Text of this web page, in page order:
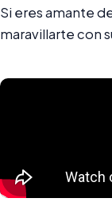
Si eres amante
maravillarte con